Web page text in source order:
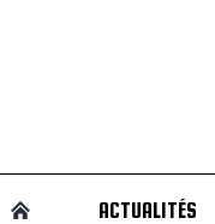
ACTUALITÉS